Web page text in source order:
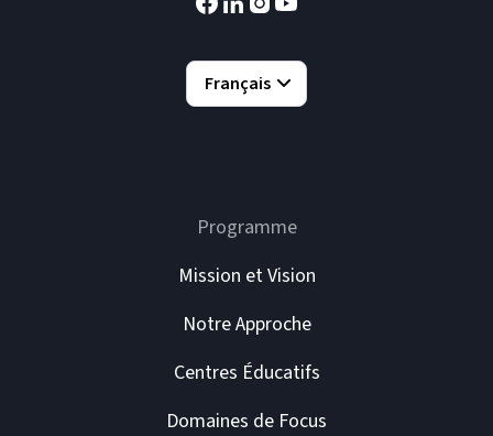
Français
Programme
Mission et Vision
Notre Approche
Centres Éducatifs
Domaines de Focus